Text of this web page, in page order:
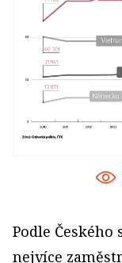
Podle
nejvíce